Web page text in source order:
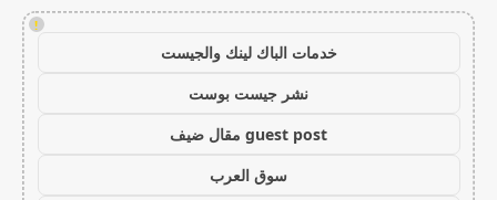
!
خدمات الباك لينك والجيست
نشر جيست بوست
guest post مقال ضيف
سوق العرب